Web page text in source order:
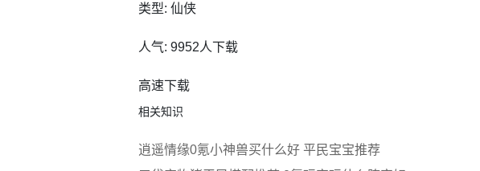
类型: 仙侠
人气: 9952人下载
高速下载
相关知识
逍遥情缘0氪小神兽买什么好 平民宝宝推荐